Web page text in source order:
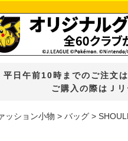
平日午前10時までのご注文
ご購入の際はＪ
ッション小物 バッグ